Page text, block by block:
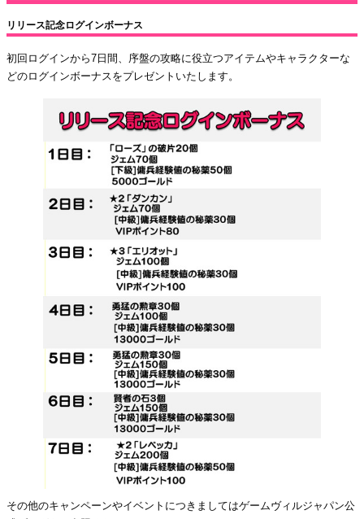
リリース記念ログインボーナス
初回ログインから7日間、序盤の攻略に役立つアイテムやキャラクターな
どのログインボーナスをプレゼントいたします。
その他のキャンペーンやイベントにつきましてはゲームヴィルジャパン公